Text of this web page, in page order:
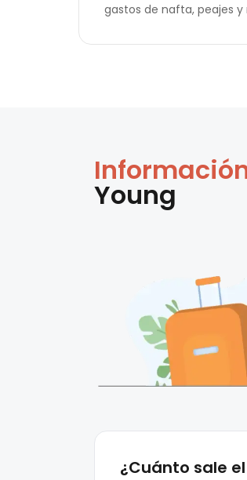
gastos de nafta, peajes
Young
¿Cuánto sale el